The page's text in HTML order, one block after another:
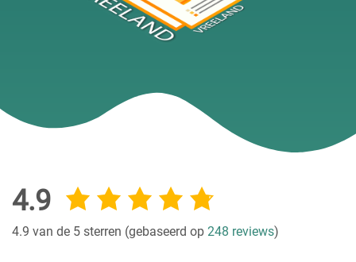
4.9
4.9 van de 5 sterren (gebaseerd op 248 reviews)